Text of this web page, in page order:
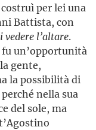
per lei una
Battista, con
vedere l’altare.
fu un’opportunità
gente,
la possibilità di
nella sua
del sole, ma